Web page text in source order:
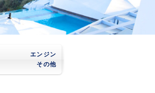
エンジン
その他